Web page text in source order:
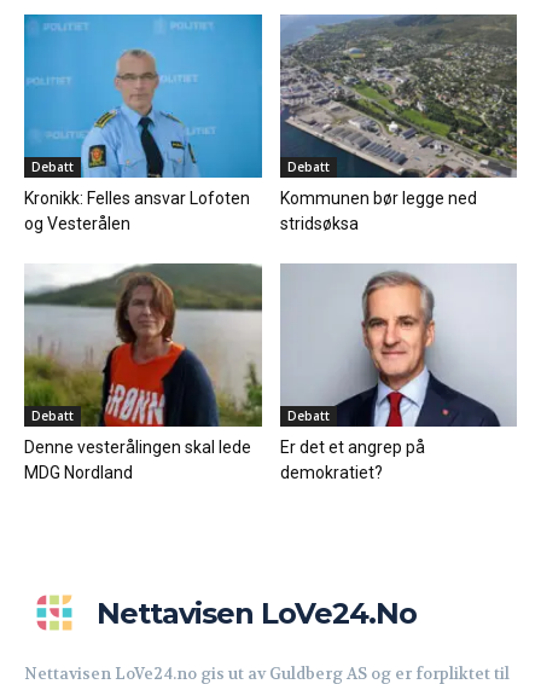
Debatt
Kronikk: Felles ansvar Lofoten
og Vesterålen
Debatt
Kommunen bør legge ned
stridsøksa
Debatt
Denne vesterålingen skal lede
MDG Nordland
Debatt
Er det et angrep på
demokratiet?
Nettavisen LoVe24.no
Nettavisen LoVe24.no gis ut av Guldberg AS og er forpliktet til